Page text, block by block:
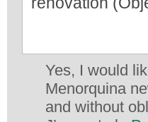
Yes, I would
Menorquina
and without